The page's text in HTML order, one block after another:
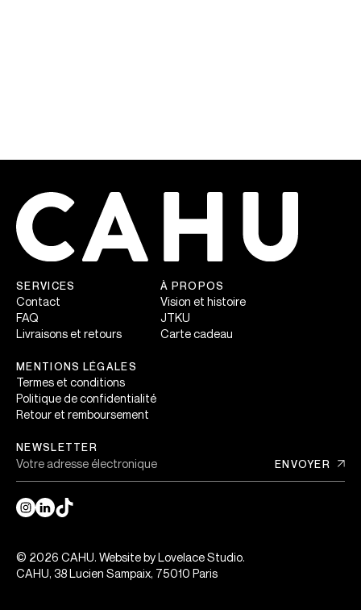
SERVICES
Contact
FAQ
Livraisons et retours
À PROPOS
Vision et histoire
JTKU
Carte cadeau
MENTIONS LÉGALES
Termes et conditions
Politique de confidentialité
Retour et remboursement
NEWSLETTER
Votre adresse électronique ENVOYER
© 2026 CAHU. Website byLovelace Studio.
CAHU, 38 Lucien Sampaix, 75010 Paris